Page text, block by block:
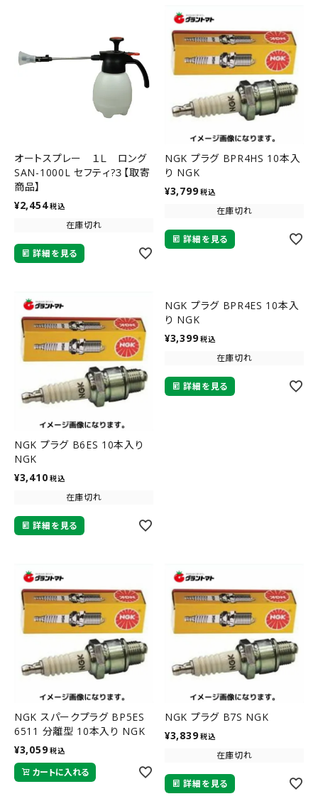
オートスプレー １Ｌ ロング
SAN-1000L セフティ?３【取寄
商品】
¥2,454 税込
在庫切れ
詳細を見る
NGK プラグ BPR4HS 10本入
り NGK
¥3,799 税込
在庫切れ
詳細を見る
NGK プラグ B6ES 10本入り
NGK
¥3,410 税込
在庫切れ
詳細を見る
NGK プラグ BPR4ES 10本入
り NGK
¥3,399 税込
在庫切れ
詳細を見る
NGK スパークプラグ BP5ES
6511 分離型 10本入り NGK
¥3,059 税込
カートに入れる
NGK プラグ B7S NGK
¥3,839 税込
在庫切れ
詳細を見る